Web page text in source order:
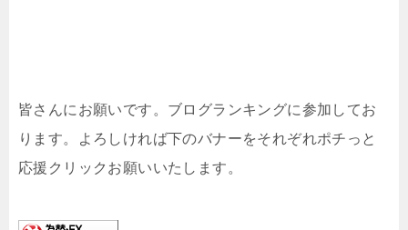
皆さんにお願いです。ブログランキングに参加してお
ります。よろしければ下のバナーをそれぞれポチっと
応援クリックお願いいたします。